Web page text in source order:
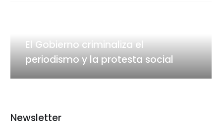
protesta
social
El Gobierno criminaliza el
periodismo y la protesta social
Newsletter